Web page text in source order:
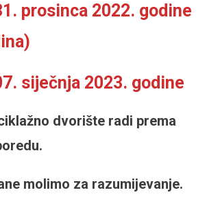
prosinca 2022. godine
siječnja 2023. godine
dvorište radi prema
molimo za razumijevanje.